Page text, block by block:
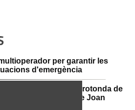
per garantir les
d'emergència
divendres a la rotonda de
amb el carrer Alcalde Joan